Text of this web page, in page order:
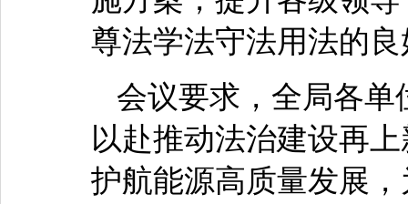
尊法学法守法用法的
会议要求，全局各
以赴推动法治建设再
护航能源高质量发展